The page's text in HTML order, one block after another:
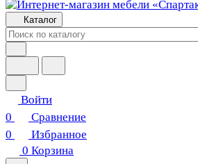
Каталог
Войти
0
Сравнение
0
Избранное
0 Корзина